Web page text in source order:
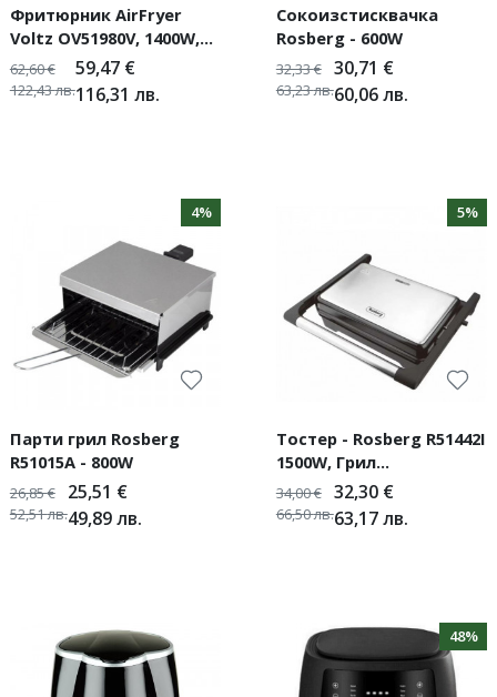
Фритюрник AirFryer
Voltz OV51980V, 1400W,
3.5л.
59,47 €
116,31 лв.
62,60€
122,43лв.
Сокоизстисквачка
Rosberg - 600W
30,71 €
60,06лв.
32,33€
63,23лв.
4%
Парти грил Rosberg
R51015A - 800W
25,51 €
49,89лв.
26,85€
52,51лв.
5%
Тостер - Rosberg R51442I
1500W, Грил
незалепваща плоча
32,30 €
63,17лв.
34,00€
66,50лв.
48%